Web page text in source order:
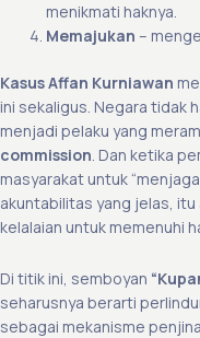
menikmati haknya.
Memajukan –
Kasus Affan Kurniawan
ini sekaligus. Negara tidak
menjadi pelaku yang
commission. Dan ketika
masyarakat untuk
akuntabilitas yang jelas,
kelalaian untuk memenuhi
Di titik ini, semboyan
seharusnya berarti
sebagai mekanisme